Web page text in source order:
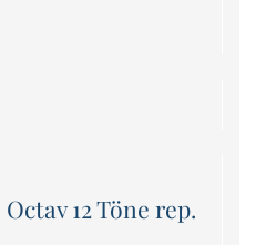
12 Töne rep.